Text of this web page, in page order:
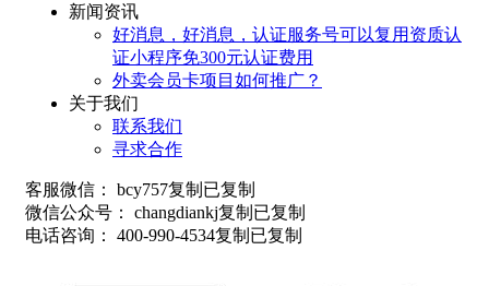
新闻资讯
好消息，好消息，认证服务号可以复用资质认
证小程序免300元认证费用
外卖会员卡项目如何推广？
关于我们
联系我们
寻求合作
客服微信： bcy757复制 已复制
微信公众号： changdiankj复制 已复制
电话咨询： 400-990-4534复制 已复制